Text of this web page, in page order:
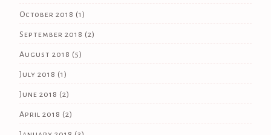
October 2018 (1)
September 2018 (2)
August 2018 (5)
July 2018 (1)
June 2018 (2)
April 2018 (2)